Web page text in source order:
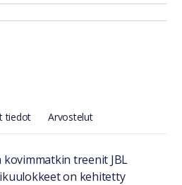
tiedot Arvostelut
treenit JBL
on kehitetty